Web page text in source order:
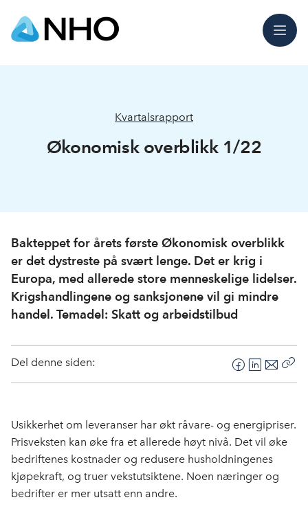
Meny
Kvartalsrapport
Økonomisk overblikk 1/22
Bakteppet for årets første Økonomisk overblikk
er det dystreste på svært lenge. Det er krig i
Europa, med allerede store menneskelige lidelser.
Krigshandlingene og sanksjonene vil gi mindre
handel. Temadel: Skatt og arbeidstilbud
Del denne siden:
F
a
e
b
o
L
i
k
e
I
n
E
-
o
s
Usikkerhet om leveranser har økt råvare- og energipriser.
Prisveksten kan øke fra et allerede høyt nivå. Det vil øke
bedriftenes kostnader og redusere husholdningenes
kjøpekraft, og truer vekstutsiktene. Noen næringer og
bedrifter er mer utsatt enn andre.